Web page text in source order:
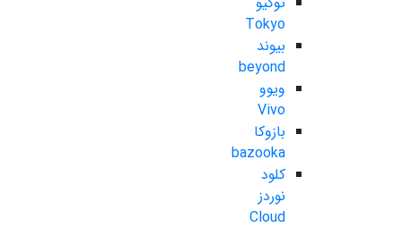
Tokyo
بیوند
beyond
ویوو
Vivo
بازوکا
bazooka
کلود
نوردز
Cloud